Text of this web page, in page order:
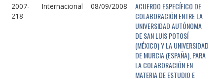
2007-
218
Internacional 08/09/2008
ACUERDO ESPECÍFICO DE
COLABORACIÓN ENTRE LA
UNIVERSIDAD AUTÓNOMA
DE SAN LUIS POTOSÍ
(MÉXICO) Y LA UNIVERSIDAD
DE MURCIA (ESPAÑA), PARA
LA COLABORACIÓN EN
MATERIA DE ESTUDIO E